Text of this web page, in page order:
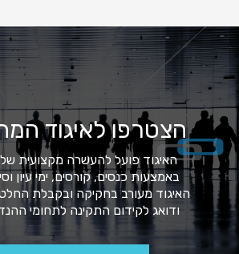
הצטרפו לאיגוד
האיגוד פועל להעשרה מקצועית
באמצעות כנסים, קורסים, ימי עיון
האיגוד מעורב בחקיקה ובקבלת
ודואג לקידום התקינה לתחומי